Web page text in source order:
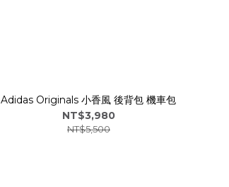
Adidas Originals 小香風 後背包 機車包
NT$3,980
NT$5,500